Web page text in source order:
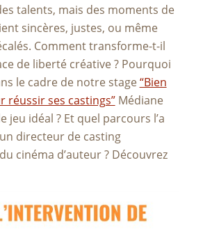
talents, mais des moments de
sincères, justes, ou même
Comment transforme-t-il
de liberté créative ? Pourquoi
le cadre de notre stage“Bien
réussir ses castings”Médiane
jeu idéal ? Et quel parcours l’a
directeur de casting
cinéma d’auteur ? Découvrez